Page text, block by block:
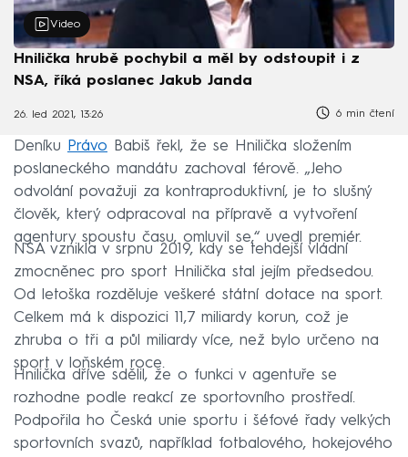
Video
Hnilička hrubě pochybil a měl by odstoupit i z
NSA, říká poslanec Jakub Janda
26. led 2021, 13:26 6 min čtení
Deníku Právo Babiš řekl, že se Hnilička složením
poslaneckého mandátu zachoval férově. „Jeho
odvolání považuji za kontraproduktivní, je to slušný
člověk, který odpracoval na přípravě a vytvoření
agentury spoustu času, omluvil se,“ uvedl premiér.
NSA vznikla v srpnu 2019, kdy se tehdejší vládní
zmocněnec pro sport Hnilička stal jejím předsedou.
Od letoška rozděluje veškeré státní dotace na sport.
Celkem má k dispozici 11,7 miliardy korun, což je
zhruba o tři a půl miliardy více, než bylo určeno na
sport v loňském roce.
Hnilička dříve sdělil, že o funkci v agentuře se
rozhodne podle reakcí ze sportovního prostředí.
Podpořila ho Česká unie sportu i šéfové řady velkých
sportovních svazů, například fotbalového, hokejového